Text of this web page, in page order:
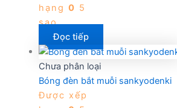
hạng 0 5
sao
Đọc tiếp
Chưa phân loại
Bóng đèn bắt muỗi sankyodenki
Được xếp